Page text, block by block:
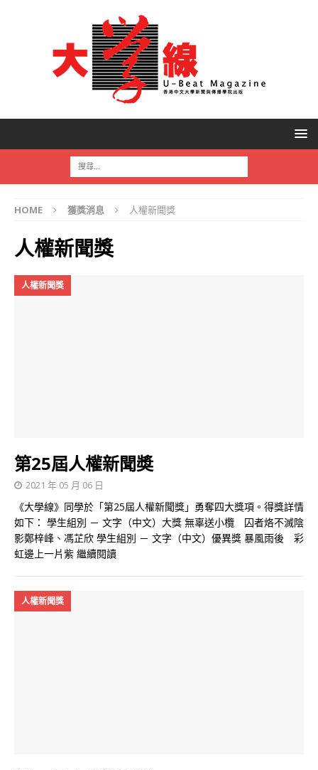
HOME 獲獎消息 人權新聞獎
人權新聞獎
人權新聞獎
第25屆人權新聞奬
2021 年 05 月 06 日
《大學線》同學於「第25屆人權新聞獎」勇奪四大獎項。得獎詳情
如下： 學生組別 － 文字（中文）大獎 無辜送小欖 囚者烙不滅陰
影鄭梓峰、馮芷欣 學生組別 － 文字（中文）優異獎 暴風雨後 彩
虹邊上一片紫 繼續閱讀
人權新聞獎